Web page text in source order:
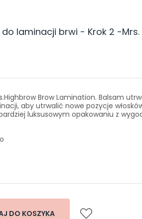
laminacji brwi - Krok 2 -
Brow Lamination. Balsam
aby utrwalić nowe pozycje
luksusowym opakowaniu z
DO KOSZYKA